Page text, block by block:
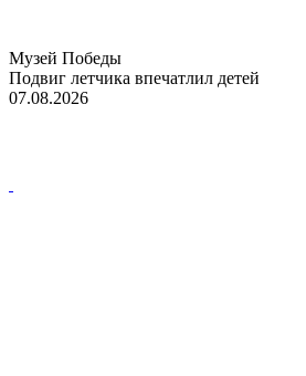
Музей Победы
Подвиг летчика впечатлил детей
07.08.2026